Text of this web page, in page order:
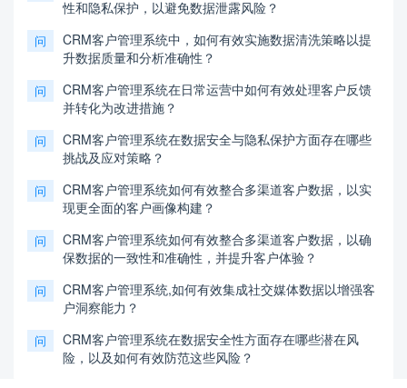
性和隐私保护，以避免数据泄露风险？
问
CRM客户管理系统中，如何有效实施数据清洗策略以提
升数据质量和分析准确性？
问
CRM客户管理系统在日常运营中如何有效处理客户反馈
并转化为改进措施？
问
CRM客户管理系统在数据安全与隐私保护方面存在哪些
挑战及应对策略？
问
CRM客户管理系统如何有效整合多渠道客户数据，以实
现更全面的客户画像构建？
问
CRM客户管理系统如何有效整合多渠道客户数据，以确
保数据的一致性和准确性，并提升客户体验？
问
CRM客户管理系统,如何有效集成社交媒体数据以增强客
户洞察能力？
问
CRM客户管理系统在数据安全性方面存在哪些潜在风
险，以及如何有效防范这些风险？